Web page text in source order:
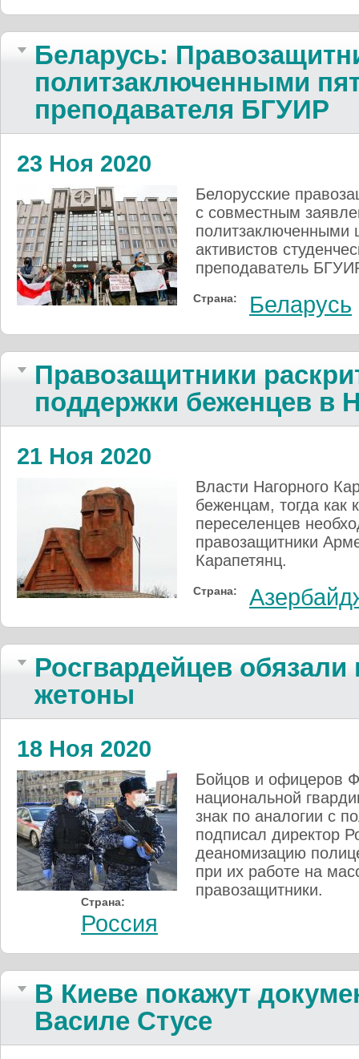
Беларусь:
политзаключенными
преподавателя БГУИР
23 Ноя 2020
Белорусские
с совместным
политзаключенными
активистов
преподаватель
Страна: Беларусь
Правозащитники
поддержки беженцев в
21 Ноя 2020
Власти Нагорного
беженцам, тогда
переселенцев
правозащитники
Карапетянц.
Страна:
Росгвардейцев
жетоны
18 Ноя 2020
Бойцов и офицеров
национальной
знак по аналогии с
подписал директор
деаномизацию
при их работе на
правозащитники.
Страна:
Россия
В Киеве покажут
Василе Стусе